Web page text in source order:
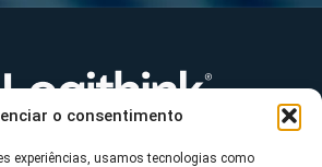
o consentimento
experiências, usamos tecnologias como